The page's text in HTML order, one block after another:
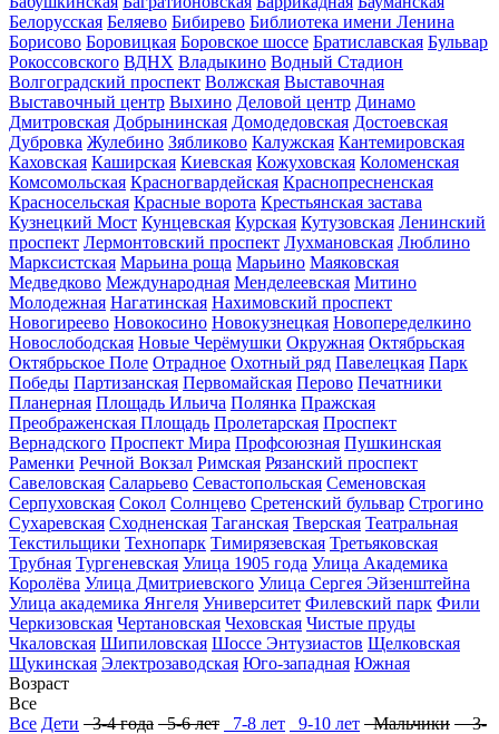
Белорусская Беляево Бибирево Библиотека имени Ленина
Борисово Боровицкая Боровское шоссе Братиславская Бульвар
Рокоссовского ВДНХ Владыкино Водный Стадион
Волгоградский проспект Волжская Выставочная
Выставочный центр Выхино Деловой центр Динамо
Дмитровская Добрынинская Домодедовская Достоевская
Дубровка Жулебино Зябликово Калужская Кантемировская
Каховская Каширская Киевская Кожуховская Коломенская
Комсомольская Красногвардейская Краснопресненская
Красносельская Красные ворота Крестьянская застава
Кузнецкий Мост Кунцевская Курская Кутузовская Ленинский
проспект Лермонтовский проспект Лухмановская Люблино
Марксистская Марьина роща Марьино Маяковская
Медведково Международная Менделеевская Митино
Молодежная Нагатинская Нахимовский проспект
Новогиреево Новокосино Новокузнецкая Новопеределкино
Новослободская Новые Черёмушки Окружная Октябрьская
Октябрьское Поле Отрадное Охотный ряд Павелецкая Парк
Победы Партизанская Первомайская Перово Печатники
Планерная Площадь Ильича Полянка Пражская
Преображенская Площадь Пролетарская Проспект
Вернадского Проспект Мира Профсоюзная Пушкинская
Раменки Речной Вокзал Римская Рязанский проспект
Савеловская Саларьево Севастопольская Семеновская
Серпуховская Сокол Солнцево Сретенский бульвар Строгино
Сухаревская Сходненская Таганская Тверская Театральная
Текстильщики Технопарк Тимирязевская Третьяковская
Трубная Тургеневская Улица 1905 года Улица Академика
Королёва Улица Дмитриевского Улица Сергея Эйзенштейна
Улица академика Янгеля Университет Филевский парк Фили
Черкизовская Чертановская Чеховская Чистые пруды
Чкаловская Шипиловская Шоссе Энтузиастов Щелковская
Щукинская Электрозаводская Юго-западная Южная
Возраст
Все
Все Дети 3-4 года 5-6 лет 7-8 лет 9-10 лет Мальчики 3-